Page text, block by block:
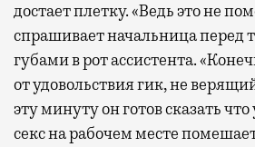
достает плетку. «Ведь это не
спрашивает начальница перед
губами в рот ассистента.
от удовольствия гик, не
эту минуту он готов сказать
секс на рабочем месте